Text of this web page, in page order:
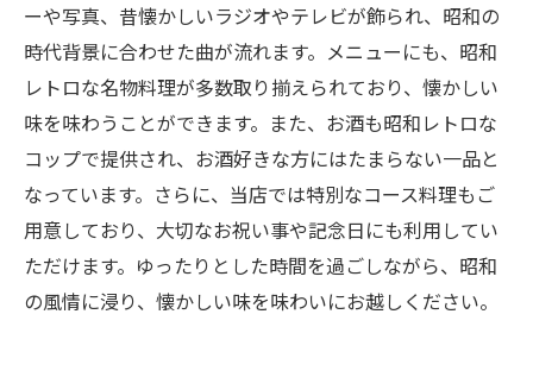
ーや写真、昔懐かしいラジオやテレビが飾られ、昭和の
時代背景に合わせた曲が流れます。メニューにも、昭和
レトロな名物料理が多数取り揃えられており、懐かしい
味を味わうことができます。また、お酒も昭和レトロな
コップで提供され、お酒好きな方にはたまらない一品と
なっています。さらに、当店では特別なコース料理もご
用意しており、大切なお祝い事や記念日にも利用してい
ただけます。ゆったりとした時間を過ごしながら、昭和
の風情に浸り、懐かしい味を味わいにお越しください。